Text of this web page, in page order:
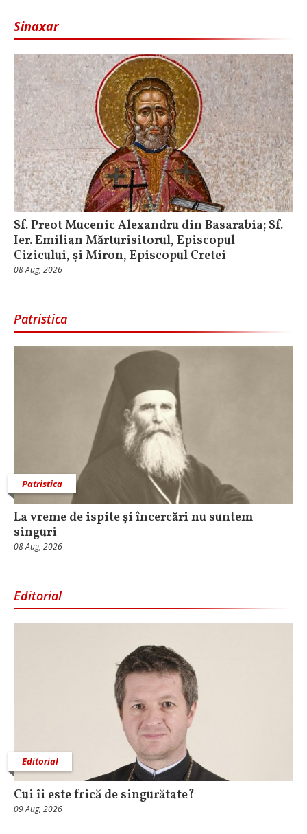
Sinaxar
Sf. Preot Mucenic Alexandru din Basarabia; Sf.
Ier. Emilian Mărturisitorul, Episcopul
Cizicului, şi Miron, Episcopul Cretei
08 Aug, 2026
Patristica
Patristica
La vreme de ispite și încercări nu suntem
singuri
08 Aug, 2026
Editorial
Editorial
Cui îi este frică de singurătate?
09 Aug, 2026